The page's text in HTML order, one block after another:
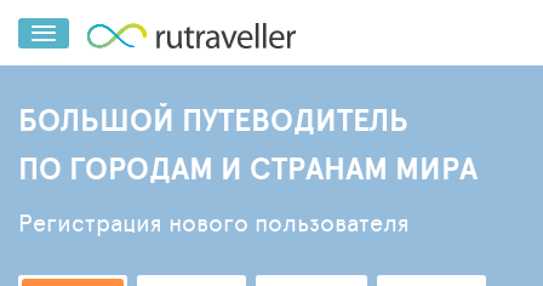
БОЛЬШОЙ ПУТЕВОДИТЕЛЬ
ПО ГОРОДАМ И СТРАНАМ МИРА
Регистрация нового пользователя